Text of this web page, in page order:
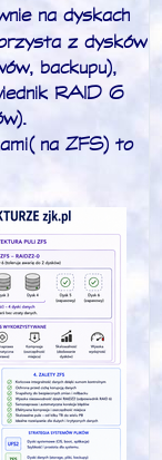
na dyskach
z dysków
backupu),
RAID 6
(na ZFS) to